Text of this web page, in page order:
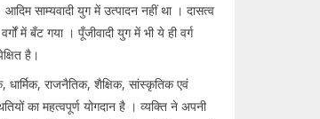
साम्यवादी युग में उत्पादन नहीं था । दासत्व
में बँट गया । पूँजीवादी युग में भी ये ही वर्ग
है।
राजनैतिक, शैक्षिक, सांस्कृतिक एवं
का महत्वपूर्ण योगदान है । व्यक्ति ने अपनी